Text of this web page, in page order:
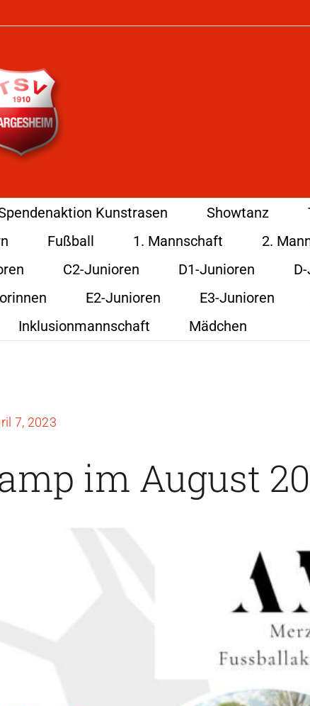
Kunstrasen Showtanz
Fußball 1. Mannschaft
2.
C2-Junioren D1-Junioren
E2-Junioren E3-Junioren
Inklusionmannschaft Mädchen
7, 2023
im August